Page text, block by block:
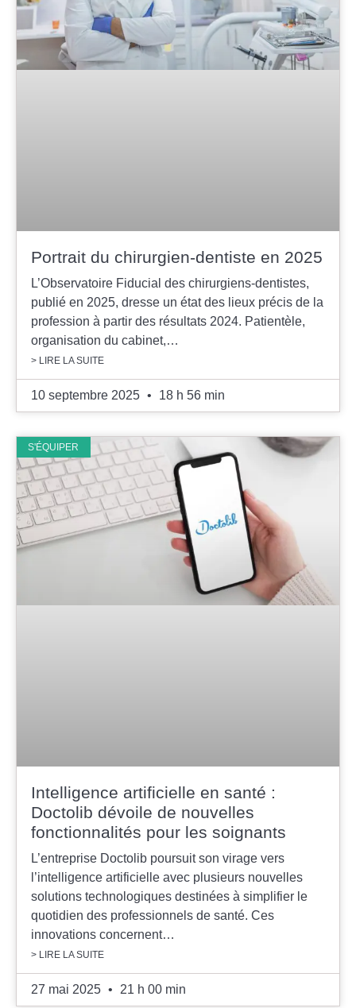
Portrait du chirurgien-dentiste en 2025
L’Observatoire Fiducial des chirurgiens-dentistes,
publié en 2025, dresse un état des lieux précis de la
profession à partir des résultats 2024. Patientèle,
organisation du cabinet,…
> LIRE LA SUITE
10 septembre 2025 18 h 56 min
S'ÉQUIPER
Intelligence artificielle en santé :
Doctolib dévoile de nouvelles
fonctionnalités pour les soignants
L’entreprise Doctolib poursuit son virage vers
l’intelligence artificielle avec plusieurs nouvelles
solutions technologiques destinées à simplifier le
quotidien des professionnels de santé. Ces
innovations concernent…
> LIRE LA SUITE
27 mai 2025 21 h 00 min